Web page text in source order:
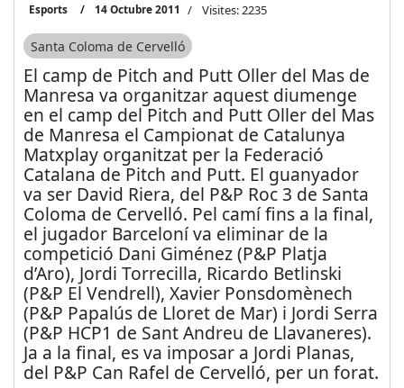
Esports 14 Octubre 2011 Visites: 2235
Santa Coloma de Cervelló
El camp de Pitch and Putt Oller del Mas de
Manresa va organitzar aquest diumenge
en el camp del Pitch and Putt Oller del Mas
de Manresa el Campionat de Catalunya
Matxplay organitzat per la Federació
Catalana de Pitch and Putt. El guanyador
va ser David Riera, del P&P Roc 3 de Santa
Coloma de Cervelló. Pel camí fins a la final,
el jugador Barceloní va eliminar de la
competició Dani Giménez (P&P Platja
d’Aro), Jordi Torrecilla, Ricardo Betlinski
(P&P El Vendrell), Xavier Ponsdomènech
(P&P Papalús de Lloret de Mar) i Jordi Serra
(P&P HCP1 de Sant Andreu de Llavaneres).
Ja a la final, es va imposar a Jordi Planas,
del P&P Can Rafel de Cervelló, per un forat.